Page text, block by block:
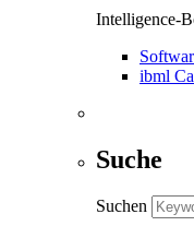
Intelligence-
ibml
Suche
Suchen